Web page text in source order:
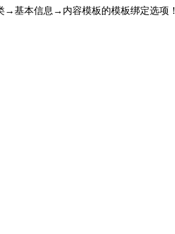
基本信息→内容模板的模板绑定选项！